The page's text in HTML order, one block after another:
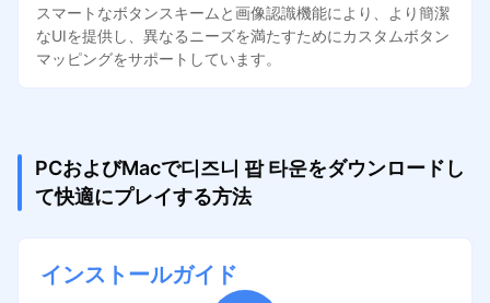
スマートなボタンスキームと画像認識機能により、より簡潔
なUIを提供し、異なるニーズを満たすためにカスタムボタン
マッピングをサポートしています。
PCおよびMacで디즈니 팝 타운をダウンロードし
て快適にプレイする方法
インストールガイド